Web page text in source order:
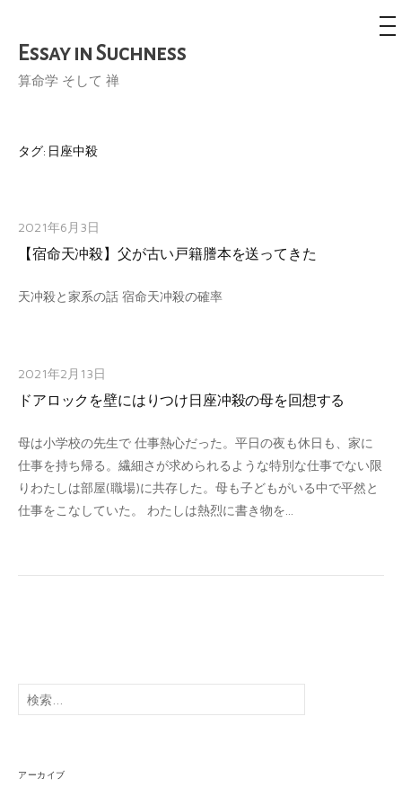
コ
ン
ツ
キ
ッ
Essay in Suchness
算命学 そして 禅
メ
ニ
タグ: 日座中殺
2021年6月3日
【宿命天冲殺】父が古い戸籍謄本を送ってきた
天冲殺と家系の話 宿命天冲殺の確率
2021年2月13日
ドアロックを壁にはりつけ日座冲殺の母を回想する
母は小学校の先生で 仕事熱心だった。平日の夜も休日も、家に
仕事を持ち帰る。繊細さが求められるような特別な仕事でない限
りわたしは部屋(職場)に共存した。母も子どもがいる中で平然と
仕事をこなしていた。 わたしは熱烈に書き物を...
検
索:
アーカイブ